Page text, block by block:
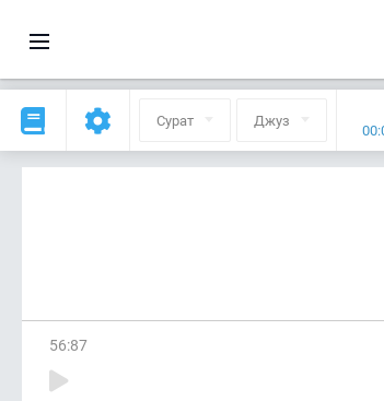
Сурат Джуз
56:87